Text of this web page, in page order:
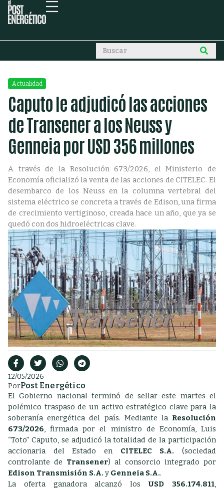
Actualidad
Caputo le adjudicó las acciones
de Transener a los Neuss y
Genneia por USD 356 millones
A través de la Resolución 673/2026, el Ministerio de
Economía oficializó la venta de las acciones de CITELEC. El
desembarco de los Neuss en la columna vertebral del
sistema eléctrico se concreta a través de Edison, una firma
de crecimiento vertiginoso, creada hace un año, que ya se
quedó con dos hidroeléctricas clave.
12/05/2026
PorPost Energético
El Gobierno nacional terminó de sellar este martes el
polémico traspaso de un activo estratégico clave para la
soberanía energética del país. Mediante la Resolución
673/2026, firmada por el ministro de Economía, Luis
“Toto” Caputo, se adjudicó la totalidad de la participación
accionaria del Estado en CITELEC S.A. (sociedad
controlante de Transener) al consorcio integrado por
Edison Transmisión S.A. y Genneia S.A..
La oferta ganadora alcanzó losUSD 356.174.811,